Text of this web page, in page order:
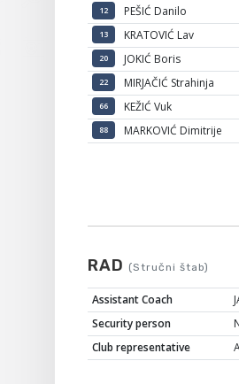
12 PEŠIĆ Danilo
13 KRATOVIĆ Lav
20 JOKIĆ Boris
22 MIRJAČIĆ Strahinja
66 KEŽIĆ Vuk
88 MARKOVIĆ Dimitrije
RAD (Stručni štab)
Assistant Coach
Security person
Club representative